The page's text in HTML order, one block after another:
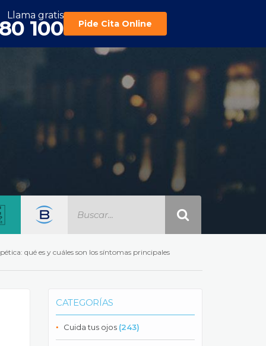
Llama gratis
100 Pide Cita Online
qué es y cuáles son los síntomas principales
CATEGORÍAS
Cuida tus ojos (243)